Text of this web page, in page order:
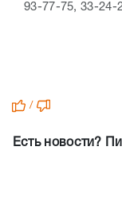
93-77-75, 33-24-
/
Есть новости?